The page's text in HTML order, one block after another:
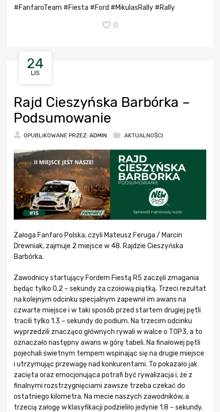
#FanfaroTeam #Fiesta #Ford #MikulasRally #Rally
0
24
LIS
Rajd Cieszyńska Barbórka –
Podsumowanie
OPUBLIKOWANE PRZEZ: ADMIN AKTUALNOŚCI
Załoga Fanfaro Polska, czyli Mateusz Feruga / Marcin
Drewniak, zajmuje 2 miejsce w 48. Rajdzie Cieszyńska
Barbórka.
Zawodnicy startujący Fordem Fiestą R5 zaczęli zmagania
będąc tylko 0.2 – sekundy za czołową piątką. Trzeci rezultat
na kolejnym odcinku specjalnym zapewnił im awans na
czwarte miejsce i w taki sposób przed startem drugiej pętli
tracili tylko 1.3 – sekundy do podium. Na trzecim odcinku
wyprzedzili znacząco głównych rywali w walce o TOP3, a to
oznaczało następny awans w górę tabeli. Na finałowej pętli
pojechali świetnym tempem wspinając się na drugie miejsce
i utrzymując przewagę nad konkurentami. To pokazało jak
zacięta oraz emocjonująca potrafi być rywalizacja i, że z
finalnymi rozstrzygnięciami zawsze trzeba czekać do
ostatniego kilometra. Na mecie naszych zawodników, a
trzecią załogę w klasyfikacji podzieliło jedynie 1.8 – sekundy.